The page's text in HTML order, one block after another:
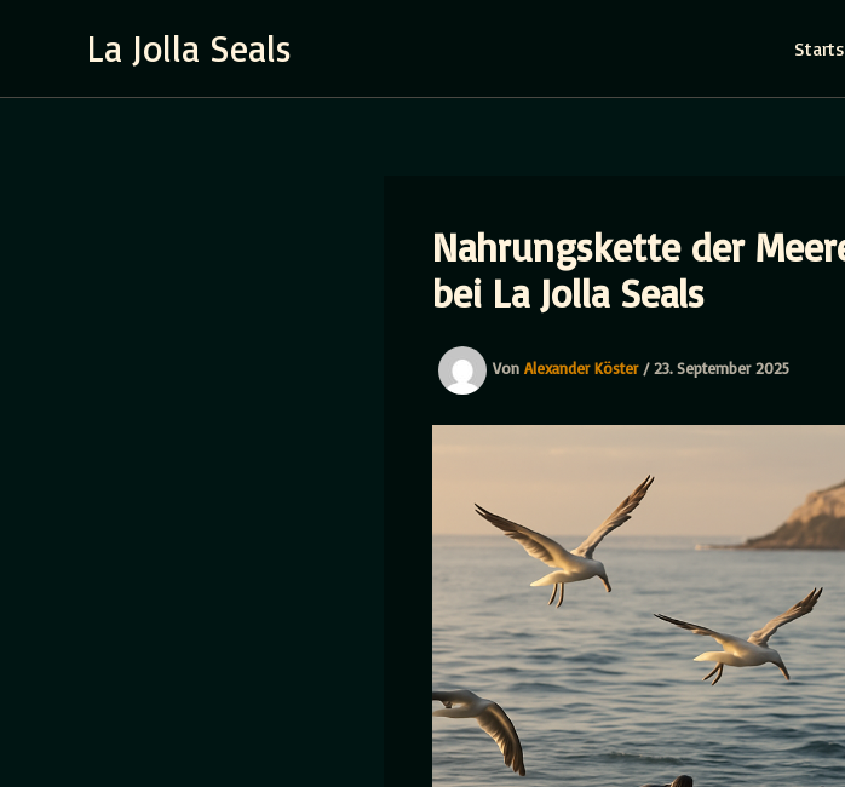
La Jolla Seals
Nahrungskette der
bei La Jolla Seals
Von Alexander Köster/23. September 2025